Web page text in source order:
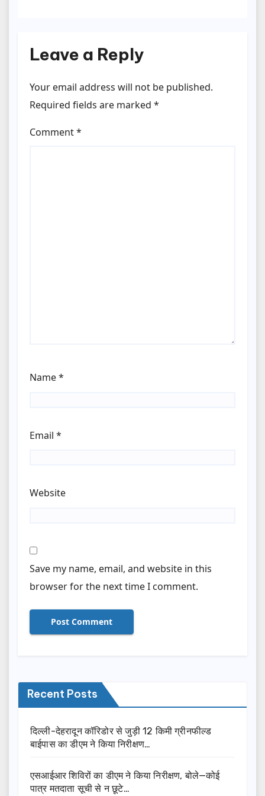
Leave a Reply
Your email address will not be published.
Required fields are marked *
Comment*
Name*
Email *
Website
Save my name, email, and website in this
browser for the next time I comment.
Recent Posts
दिल्ली-देहरादून कॉरिडोर से जुड़ी 12 किमी ग्रीनफील्ड
बाईपास का डीएम ने किया निरीक्षण…
एसआईआर शिविरों का डीएम ने किया निरीक्षण, बोले—कोई
पात्र मतदाता सूची से न छूटे…